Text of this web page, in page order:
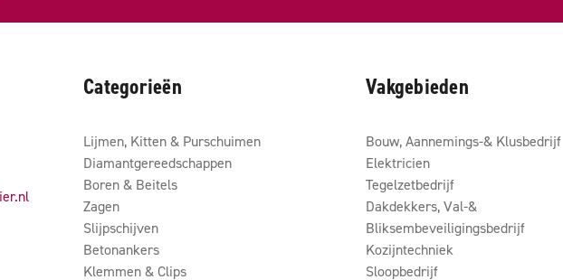
Categorieën
Lijmen, Kitten & Purschuimen
Diamantgereedschappen
Boren & Beitels
Zagen
Slijpschijven
Betonankers
Klemmen & Clips
Vakgebieden
Bouw, Aannemings-& Klusbedrijf
Elektricien
Tegelzetbedrijf
Dakdekkers, Val-&
Bliksembeveiligingsbedrijf
Kozijntechniek
Sloopbedrijf